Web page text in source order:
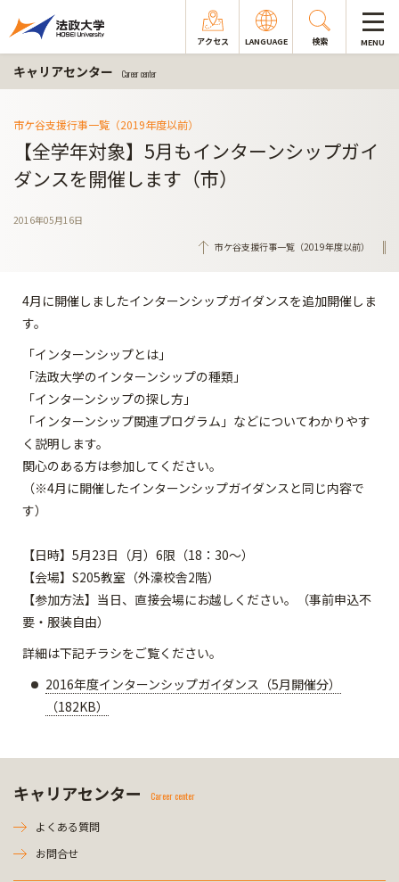
アクセス LANGUAGE 検索 MENU
キャリアセンター Career center
市ケ谷支援行事一覧（2019年度以前）
【全学年対象】5月もインターンシップガイ
ダンスを開催します（市）
2016年05月16日
市ケ谷支援行事一覧（2019年度以前）
4月に開催しましたインターンシップガイダンスを追加開催しま
す。
「インターンシップとは」
「法政大学のインターンシップの種類」
「インターンシップの探し方」
「インターンシップ関連プログラム」などについてわかりやす
く説明します。
関心のある方は参加してください。
（※4月に開催したインターンシップガイダンスと同じ内容で
す）
【日時】5月23日（月）6限（18：30～）
【会場】S205教室（外濠校舎2階）
【参加方法】当日、直接会場にお越しください。（事前申込不
要・服装自由）
詳細は下記チラシをご覧ください。
2016年度インターンシップガイダンス（5月開催分）
（182KB）
キャリアセンター Career center
よくある質問
お問合せ